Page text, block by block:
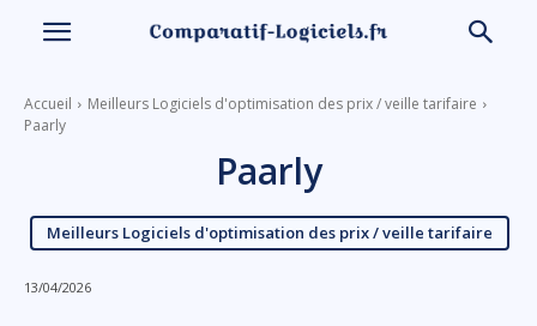
Accueil
Meilleurs Logiciels d'optimisation des prix / veille tarifaire
Paarly
Paarly
Meilleurs Logiciels d'optimisation des prix / veille tarifaire
13/04/2026